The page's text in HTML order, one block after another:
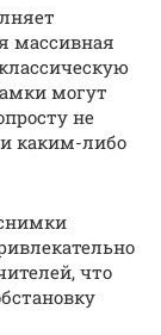
массивная
могут
не
каким-либо
что